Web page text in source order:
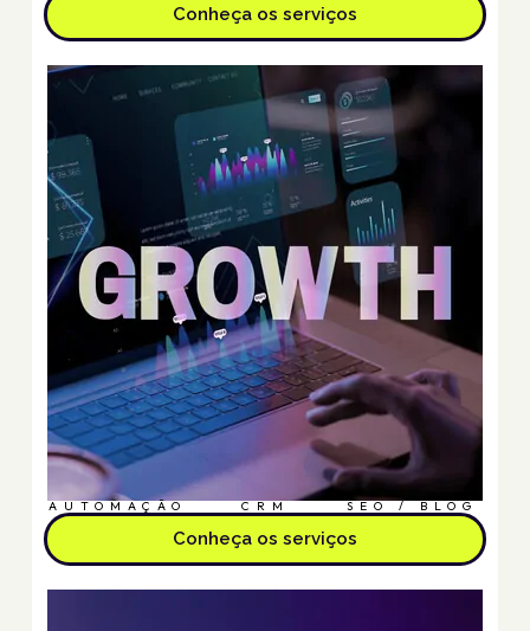
Conheça os serviços
AUTOMAÇÃO CRM SEO / BLOG
Conheça os serviços